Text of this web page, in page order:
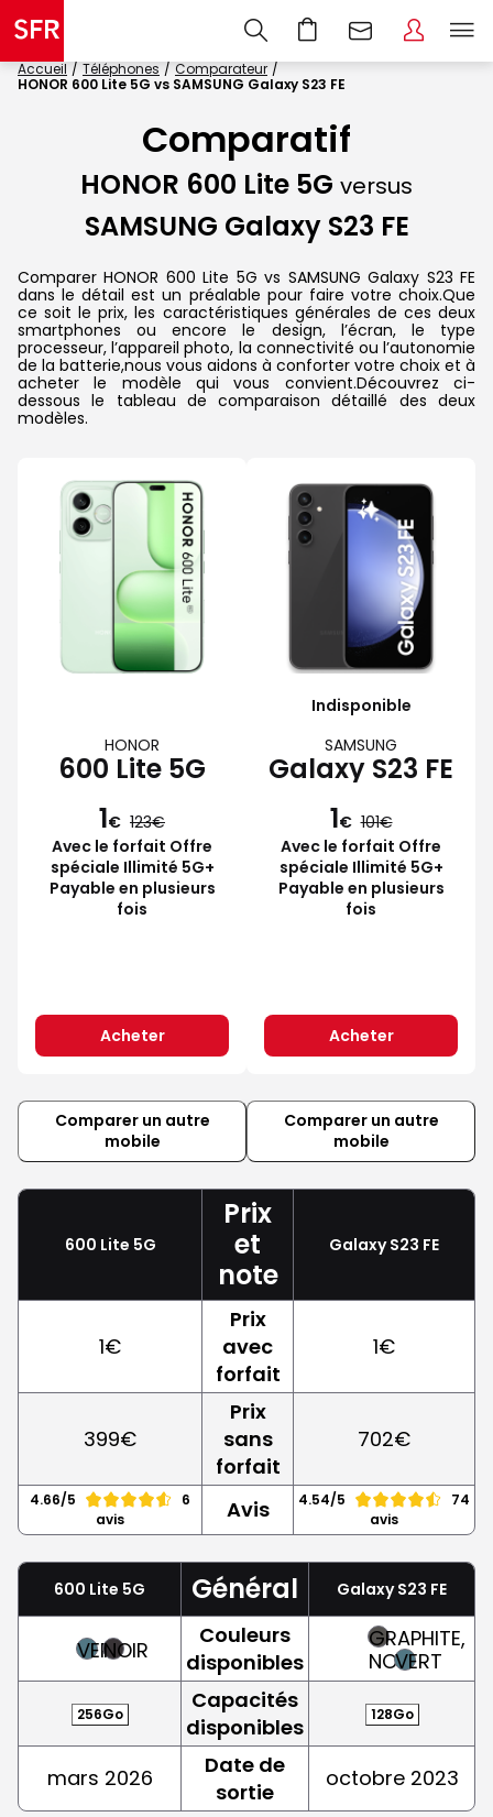
Accueil Téléphones
Comparateur
HONOR 600 Lite 5G vs SAMSUNG Galaxy S23 FE
Comparatif
HONOR 600 Lite 5G versus
SAMSUNG Galaxy S23 FE
Comparer HONOR 600 Lite 5G vs SAMSUNG Galaxy S23 FE
dans le détail est un préalable pour faire votre choix.Que
ce soit le prix, les caractéristiques générales de ces deux
smartphones ou encore le design, l’écran, le type
processeur, l’appareil photo, la connectivité ou l’autonomie
de la batterie,nous vous aidons à conforter votre choix et à
acheter le modèle qui vous convient.Découvrez ci-
dessous le tableau de comparaison détaillé des deux
modèles.
HONOR
600 Lite 5G
1€ 123
Avec le forfait Offre
spéciale Illimité 5G+
Payable en plusieurs
fois
Acheter
Indisponible
SAMSUNG
Galaxy S23 FE
1€ 101
Avec le forfait Offre
spéciale Illimité 5G+
Payable en plusieurs
fois
Acheter
Comparer un autre
mobile
Comparer un autre
mobile
600 Lite 5G
Prix
et
note
Galaxy S23 FE
1€
Prix
avec
forfait
1€
399€
Prix
sans
forfait
702€
4.66/5
6
avis
Avis 4.54/5
74
avis
600 Lite 5G Général Galaxy S23 FE
VERTNOIR
Couleurs
disponibles
GRAPHITE,
NOIRVERT
256Go
Capacités
disponibles
128Go
mars 2026
Date de
sortie
octobre 2023